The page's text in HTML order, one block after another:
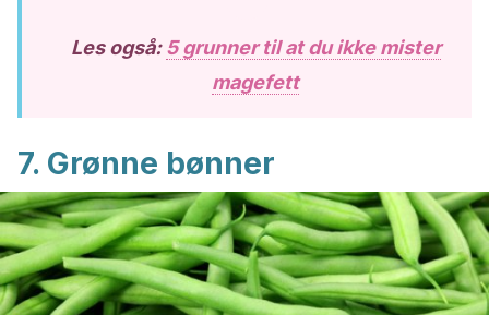
Les også:5 grunner til at du ikke mister
magefett
7. Grønne bønner